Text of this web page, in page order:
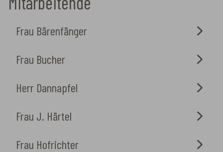
Frau Bärenfänger
Frau Bucher
Herr Dannapfel
Frau J. Härtel
Frau Hofrichter